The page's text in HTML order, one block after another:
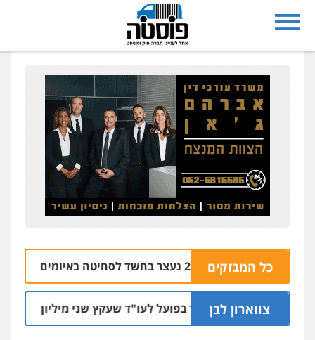
כל המבזקים
נצרת: בן 28 נעצר בחשד לסחיטה באיומים מטלפון שאינו שלו
צווארון לבן
מאסר בפועל לעו"ד שעקץ שני מיליון שקל על דירה